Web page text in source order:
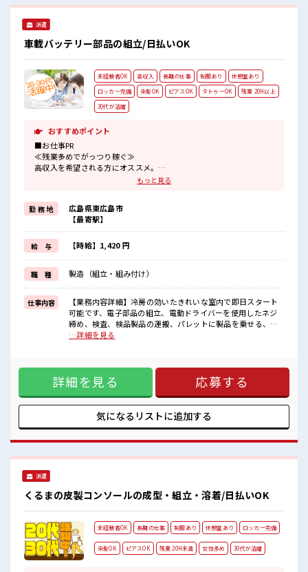
派遣
車載バッテリー部品の組立/日払いOK
未経験者OK 高収入 長期の仕事 制服あり
休憩室あり
ロッカー完備
染髪OK ピアスOK タトゥーOK
残業 20H以上
30代が活躍
おすすめポイント
■お仕事PR
≪残業多めでがっつり稼ぐ≫
高収入を希望される方にオススメ。
残業は月20時間以上あります♪
明るすぎたり奇抜でなければ基本的に自由！
(規定有)制服があると毎日の服選びに悩まずOK♪
≪未経験でも活躍できる≫
新しいことにチャレンジするのは不安だけど、
しっかり働く環境が整っています！
イチからスキルUP・ステップUP目指していきましょう！
≪様々なお仕事をご提案≫
一人で悩まず気軽に相談できる、
派遣のお仕事です！
■職場の雰囲気
キバツ過ぎなければ髪色・髪型は自由！
あなたの個性を大事にできます♪
ロッカーあり！
安心してお仕事に集中♪
もっと見る
勤 務 地
広島県東広島市
【最寄駅】
給 与 【時給】1,420 円
職 種 製造（組立・組み付け）
仕事内容
【業務内容詳細】冷房の効いたきれいな室内で即日スタート
可能です、電子部品の組立、電動ドライバーを使用したネジ
締め、検査、検品製品の運搬、パレットに製品を乗せる、部
品を運ぶ【取扱製品情報】自動車に使われるバッテリー ■お
で自由な雰囲気の職場≫ 明るすぎたり奇抜でなければ基本的
に自由！ (規定有)制服があると毎日の服選びに悩まずOK♪ ≪
未経験でも活躍できる≫ 新しいことにチャレンジするのは不
安だけど、 しっかり働く環境が整っています！ イチからスキ
ルUP・ステップUP目指していきましょう！ ≪様々なお仕事
をご提案≫ 一人で悩まず気軽に相談できる、 派遣のお仕事で
あなたの個性を大事にできます♪ 休憩室で自分タイム！ のん
びりスマホチェック♪ ロッカーあり！ 安心してお仕事に集中
…詳細を見る
詳細を見る 応募する
気になるリストに追加する
派遣
くるまの皮製コンソールの成型・組立・溶着/日払いOK
未経験者OK 長期の仕事 制服あり 休憩室あり ロッカー完備
染髪OK ピアスOK 残業 20H未満 女性多め 30代が活躍